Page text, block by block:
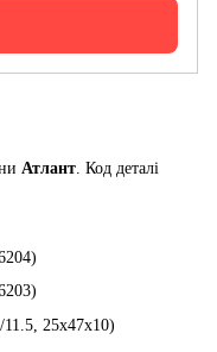
Атлант . Код деталі
11.5, 25x47x10)